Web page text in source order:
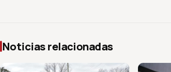
Noticias relacionadas